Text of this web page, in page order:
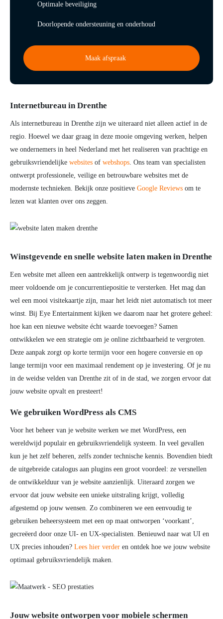
Optimale beveiliging
Doorlopende ondersteuning en onderhoud
Maak afspraak
Internetbureau in Drenthe
Als internetbureau in Drenthe zijn we uiteraard niet alleen actief in de
regio. Hoewel we daar graag in deze mooie omgeving werken, helpen
we ondernemers in heel Nederland met het realiseren van prachtige en
gebruiksvriendelijke websites of webshops. Ons team van specialisten
ontwerpt professionele, veilige en betrouwbare websites met de
modernste technieken. Bekijk onze positieve Google Reviews om te
lezen wat klanten over ons zeggen.
Winstgevende en snelle website laten maken in Drenthe
Een website met alleen een aantrekkelijk ontwerp is tegenwoordig niet
meer voldoende om je concurrentiepositie te versterken. Het mag dan
wel een mooi visitekaartje zijn, maar het leidt niet automatisch tot meer
winst. Bij Eye Entertainment kijken we daarom naar het grotere geheel:
hoe kan een nieuwe website écht waarde toevoegen? Samen
ontwikkelen we een strategie om je online zichtbaarheid te vergroten.
Deze aanpak zorgt op korte termijn voor een hogere conversie en op
lange termijn voor een maximaal rendement op je investering. Of je nu
in de weidse velden van Drenthe zit of in de stad, we zorgen ervoor dat
jouw website opvalt en presteert!
We gebruiken WordPress als CMS
Voor het beheer van je website werken we met WordPress, een
wereldwijd populair en gebruiksvriendelijk systeem. In veel gevallen
kun je het zelf beheren, zelfs zonder technische kennis. Bovendien biedt
de uitgebreide catalogus aan plugins een groot voordeel: ze versnellen
de ontwikkelduur van je website aanzienlijk. Uiteraard zorgen we
ervoor dat jouw website een unieke uitstraling krijgt, volledig
afgestemd op jouw wensen. Zo combineren we een eenvoudig te
gebruiken beheersysteem met een op maat ontworpen ‘voorkant’,
gecreëerd door onze UI- en UX-specialisten. Benieuwd naar wat UI en
UX precies inhouden? Lees hier verder en ontdek hoe we jouw website
optimaal gebruiksvriendelijk maken.
Jouw website ontworpen voor mobiele schermen